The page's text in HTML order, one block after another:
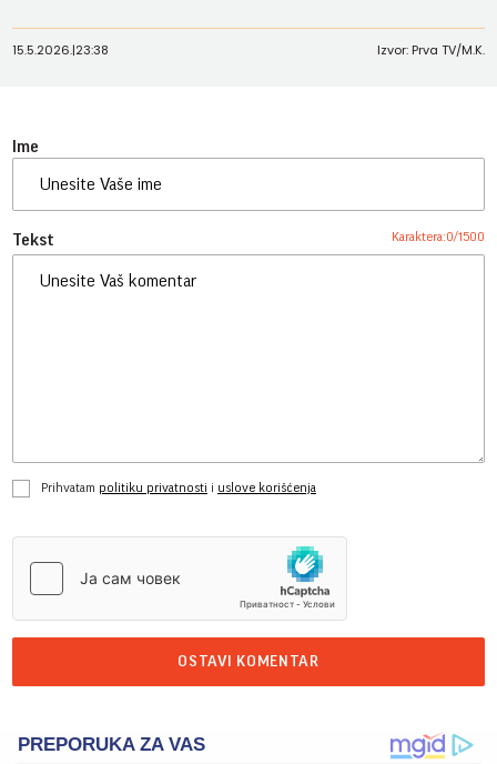
15.5.2026.|23:38 Izvor: Prva TV/M.K.
Ime
Tekst Karaktera:0/1500
Prihvatam politiku privatnosti i uslove korišćenja
OSTAVI KOMENTAR